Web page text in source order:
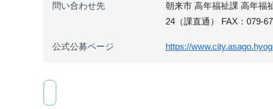
問い合わせ先
朝来市 高年福祉課 高年福
24（課直通） FAX：079-
公式公募ページ https://